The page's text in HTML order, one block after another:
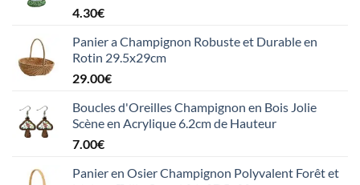
4.30€
Panier a Champignon Robuste et Durable en
Rotin 29.5x29cm
29.00€
Boucles d'Oreilles Champignon en Bois Jolie
Scène en Acrylique 6.2cm de Hauteur
7.00€
Panier en Osier Champignon Polyvalent Forêt et